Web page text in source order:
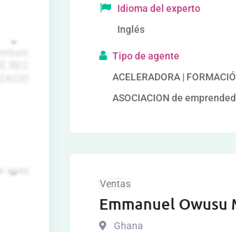
Idioma del experto
Inglés
Tipo de agente
ACELERADORA |
ASOCIACION de
Ventas
Emmanuel Owusu
Ghana